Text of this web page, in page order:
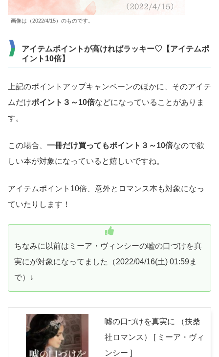
画像は（2022/4/15）のものです。
アイテムポイントが高ければラッキー♡【アイテムポ
イント10倍】
上記のポイントアップキャンペーンのほかに、そのアイテ
ムだけポイント３～10倍などになっていることがありま
す。
この場合、 一冊だけ買ってもポイント３～10倍なので欲
しい本が対象になっていると嬉しいですね。
アイテムポイント10倍、意外とロマンス本も対象になっ
ていたりします！
ちなみに以前はミーア・ヴィンシーの嘘の口づけを真
実にが対象になってました（2022/04/16(土) 01:59ま
で）↓
噓の口づけを真実に （扶桑
社ロマンス） [ ミーア・ヴィ
ンシー ]